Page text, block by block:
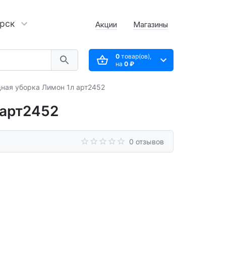
Акции Магазины
0товар(ов),
на 0 ₽
уборка Лимон 1л арт2452
0 отзывов